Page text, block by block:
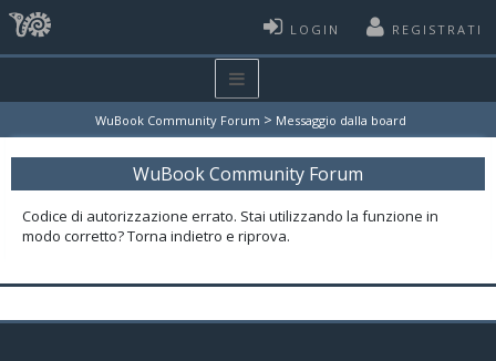
LOGIN REGISTRATI
WuBook Community Forum > Messaggio dalla board
WuBook Community Forum
Codice di autorizzazione errato. Stai utilizzando la funzione in
modo corretto? Torna indietro e riprova.